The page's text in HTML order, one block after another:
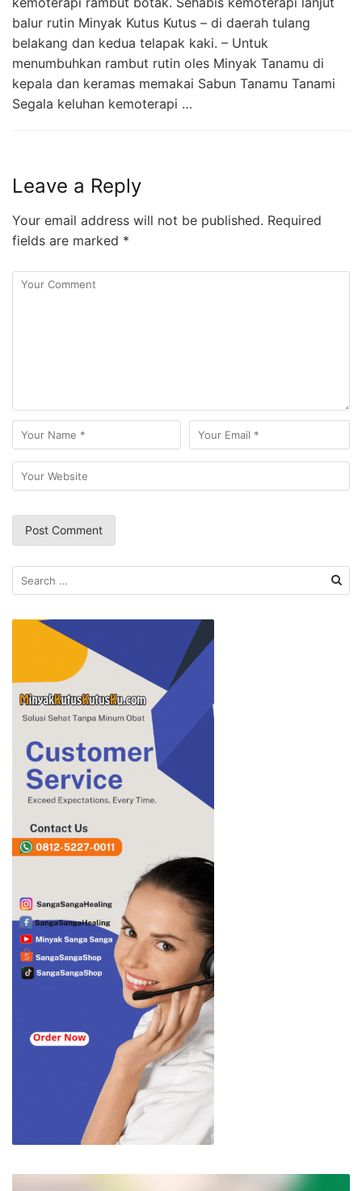
balur rutin Minyak Kutus Kutus – di daerah tulang
belakang dan kedua telapak kaki. – Untuk
menumbuhkan rambut rutin oles Minyak Tanamu di
kepala dan keramas memakai Sabun Tanamu Tanami
Segala keluhan kemoterapi …
Leave a Reply
Your email address will not be published. Required
fields are marked *
Search
for: